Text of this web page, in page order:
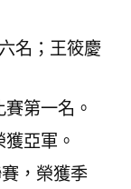
名；王筱慶
第一名。
亞軍。
，榮獲季